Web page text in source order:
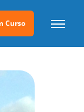
Curso